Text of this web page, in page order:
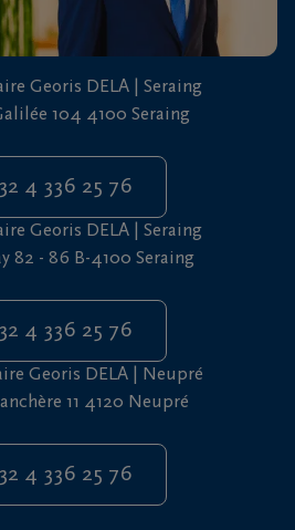
Georis DELA | Seraing
104 4100 Seraing
4 336 25 76
Georis DELA | Seraing
82 - 86 B-4100 Seraing
4 336 25 76
Georis DELA | Neupré
11 4120 Neupré
4 336 25 76